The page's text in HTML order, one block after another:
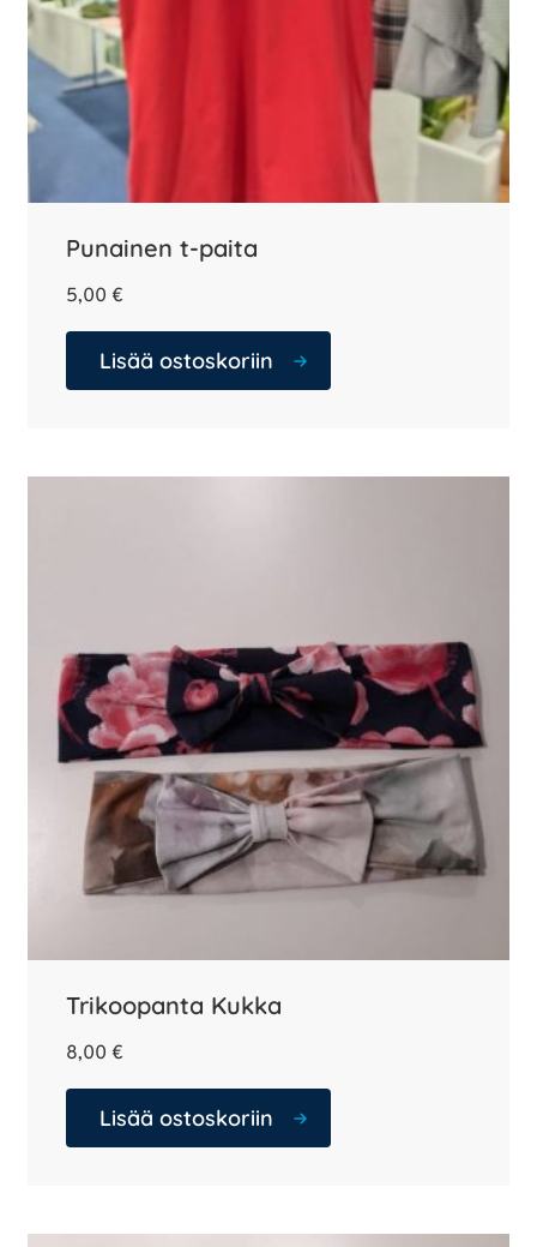
Punainen t-paita
5,00 €
Lisää ostoskoriin
Trikoopanta Kukka
8,00 €
Lisää ostoskoriin